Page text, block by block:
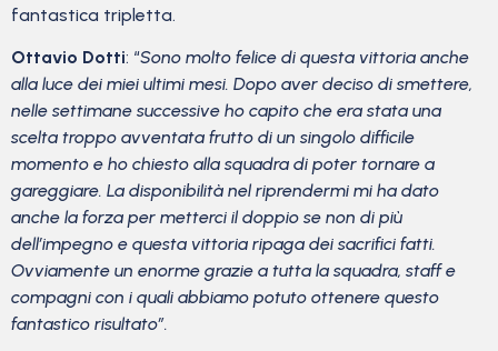
fantastica tripletta.
Ottavio Dotti: “Sono molto felice di questa vittoria anche
alla luce dei miei ultimi mesi. Dopo aver deciso di smettere,
nelle settimane successive ho capito che era stata una
scelta troppo avventata frutto di un singolo difficile
momento e ho chiesto alla squadra di poter tornare a
gareggiare. La disponibilità nel riprendermi mi ha dato
anche la forza per metterci il doppio se non di più
dell’impegno e questa vittoria ripaga dei sacrifici fatti.
Ovviamente un enorme grazie a tutta la squadra, staff e
compagni con i quali abbiamo potuto ottenere questo
fantastico risultato”.